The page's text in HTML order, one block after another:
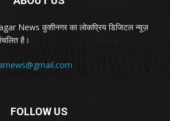
News कुशीनगर का लोकप्रिय डिजिटल न्यूज़
है।
FOLLOW US